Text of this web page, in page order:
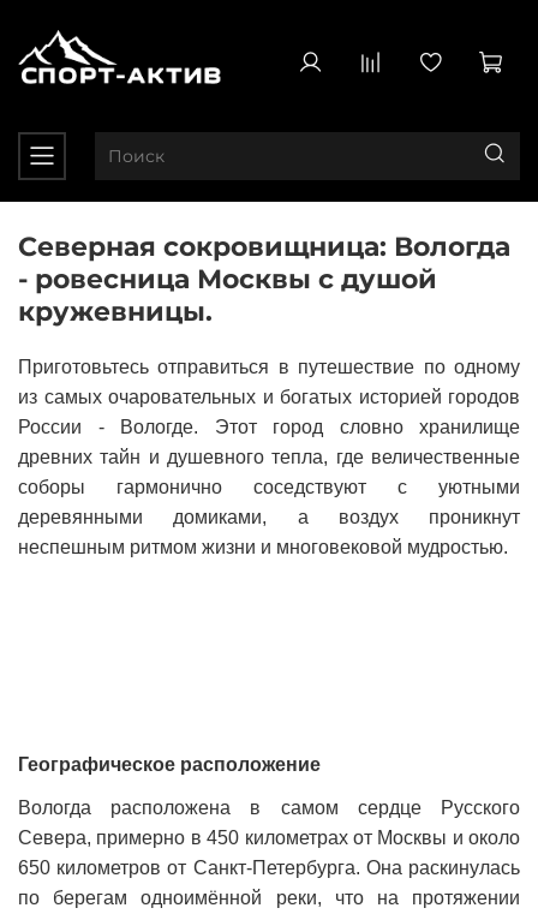
Северная сокровищница: Вологда
- ровесница Москвы с душой
кружевницы.
Приготовьтесь отправиться в путешествие по одному
из самых очаровательных и богатых историей городов
России - Вологде. Этот город словно хранилище
древних тайн и душевного тепла, где величественные
соборы гармонично соседствуют с уютными
деревянными домиками, а воздух проникнут
неспешным ритмом жизни и многовековой мудростью.
Географическое расположение
Вологда расположена в самом сердце Русского
Севера, примерно в 450 километрах от Москвы и около
650 километров от Санкт-Петербурга. Она раскинулась
по берегам одноимённой реки, что на протяжении